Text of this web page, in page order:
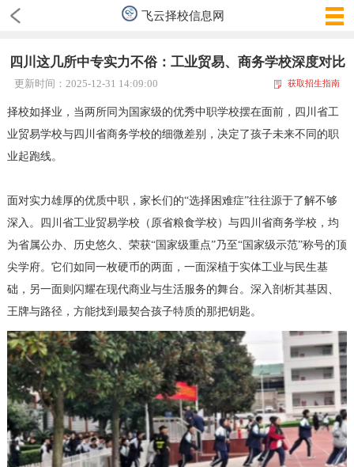
飞云择校信息网
四川这几所中专实力不俗：工业贸易、商务学校深度对比
更新时间：2025-12-31 14:09:00 获取招生指南
择校如择业，当两所同为国家级的优秀中职学校摆在面前，四川省工
业贸易学校与四川省商务学校的细微差别，决定了孩子未来不同的职
业起跑线。
面对实力雄厚的优质中职，家长们的“选择困难症”往往源于了解不够
深入。四川省工业贸易学校（原省粮食学校）与四川省商务学校，均
为省属公办、历史悠久、荣获“国家级重点”乃至“国家级示范”称号的顶
尖学府。它们如同一枚硬币的两面，一面深植于实体工业与民生基
础，另一面则闪耀在现代商业与生活服务的舞台。深入剖析其基因、
王牌与路径，方能找到最契合孩子特质的那把钥匙。